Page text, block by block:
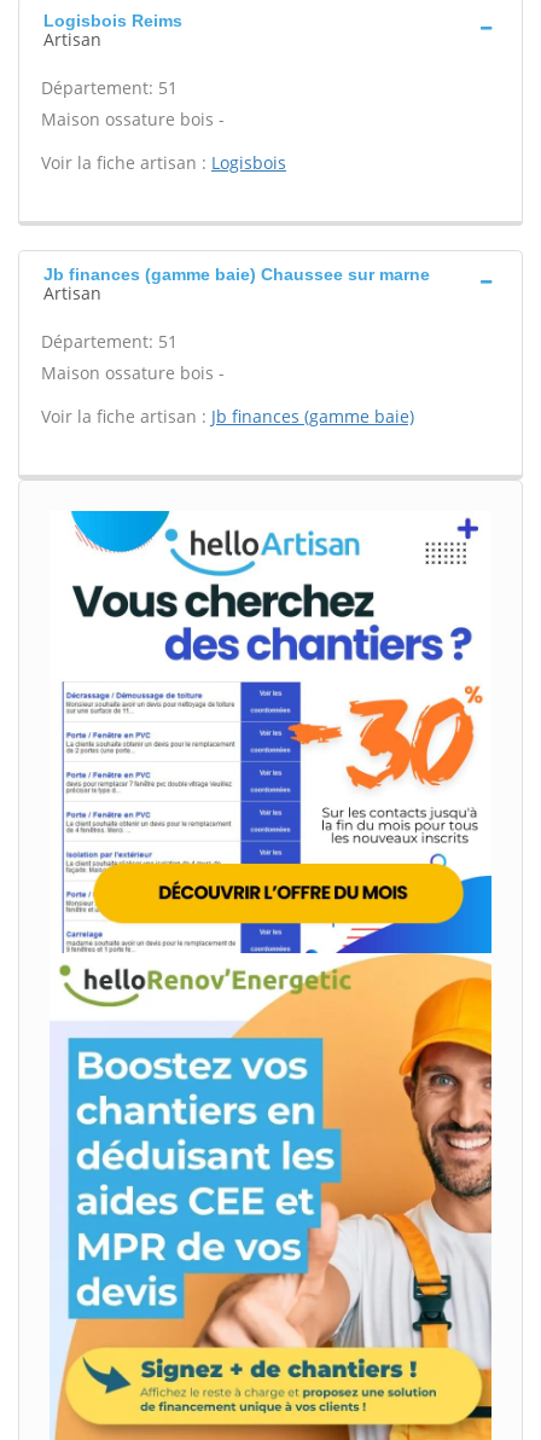
Logisbois Reims
Artisan
Département: 51
Maison ossature bois -
Voir la fiche artisan : Logisbois
Jb finances (gamme baie) Chaussee sur marne
Artisan
Département: 51
Maison ossature bois -
Voir la fiche artisan : Jb finances (gamme baie)